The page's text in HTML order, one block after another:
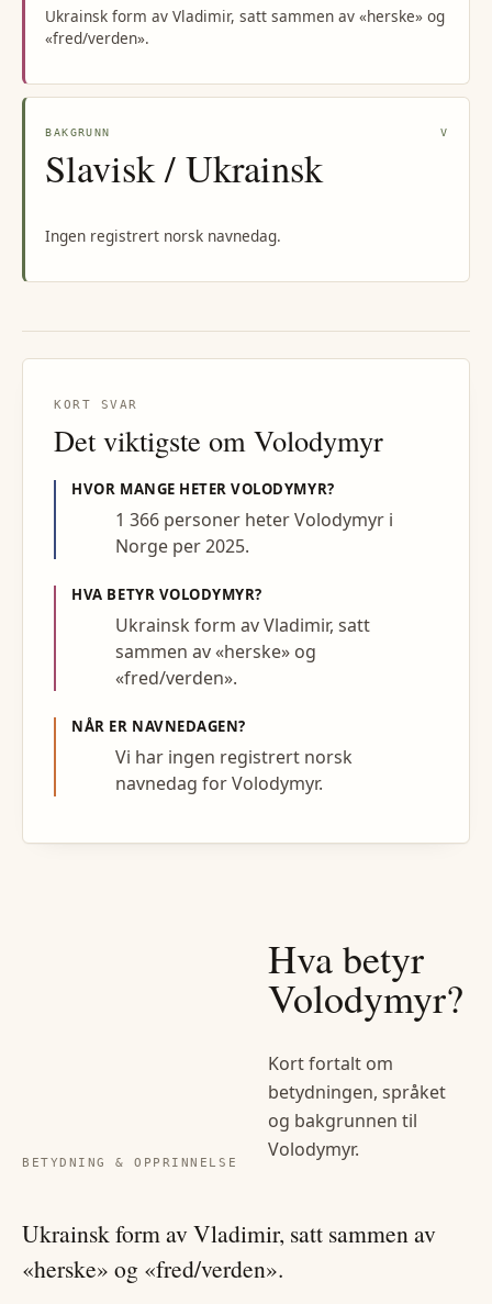
Ukrainsk form av Vladimir, satt sammen av «herske» og
«fred/verden».
BAKGRUNN V
Slavisk / Ukrainsk
Ingen registrert norsk navnedag.
KORT SVAR
Det viktigste om Volodymyr
HVOR MANGE HETERVOLODYMYR?
1 366 personer heter Volodymyr i
Norge per 2025.
HVA BETYR VOLODYMYR?
Ukrainsk form av Vladimir, satt
sammen av «herske» og
«fred/verden».
NÅR ER NAVNEDAGEN?
Vi har ingen registrert norsk
navnedag for Volodymyr.
BETYDNING & OPPRINNELSE
Hva betyr
Volodymyr?
Kort fortalt om
betydningen, språket
og bakgrunnen til
Volodymyr.
Ukrainsk form av Vladimir, satt sammen av
«herske» og «fred/verden».